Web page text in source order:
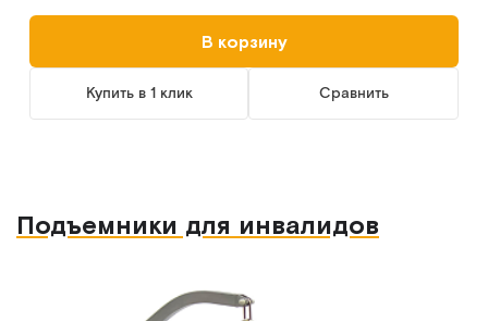
В корзину
Купить в 1 клик Сравнить
Подъемники для инвалидов